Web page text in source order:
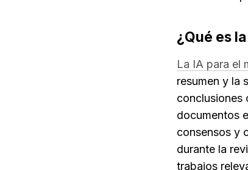
¿Qué es
La IA para el
resumen y la
conclusiones
documentos
consensos y
durante la
trabajos